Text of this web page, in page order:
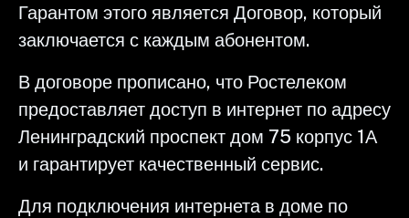
Гарантом этого является Договор, который
заключается с каждым абонентом.
В договоре прописано, что Ростелеком
предоставляет доступ в интернет по адресу
Ленинградский проспект дом 75 корпус 1А
и гарантирует качественный сервис.
Для подключения интернета в доме по